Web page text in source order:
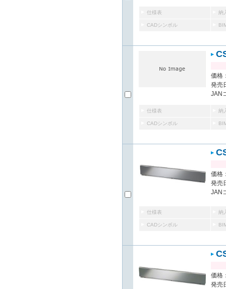
仕様表 納
CADシンボル
価格
発売
JAN
仕様表 納
CADシンボル
価格
発売
JAN
仕様表 納
CADシンボル
価格
発売